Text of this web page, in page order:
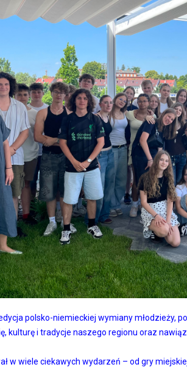
polsko-niemieckiej wymiany młodzieży,
kulturę i tradycje naszego regionu oraz
w wiele ciekawych wydarzeń – od gry